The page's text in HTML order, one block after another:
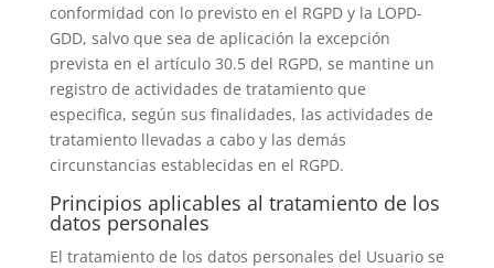
conformidad con lo previsto en el RGPD y la LOPD-
GDD, salvo que sea de aplicación la excepción
prevista en el artículo 30.5 del RGPD, se mantine un
registro de actividades de tratamiento que
especifica, según sus finalidades, las actividades de
tratamiento llevadas a cabo y las demás
circunstancias establecidas en el RGPD.
Principios aplicables al tratamiento de los
datos personales
El tratamiento de los datos personales del Usuario se